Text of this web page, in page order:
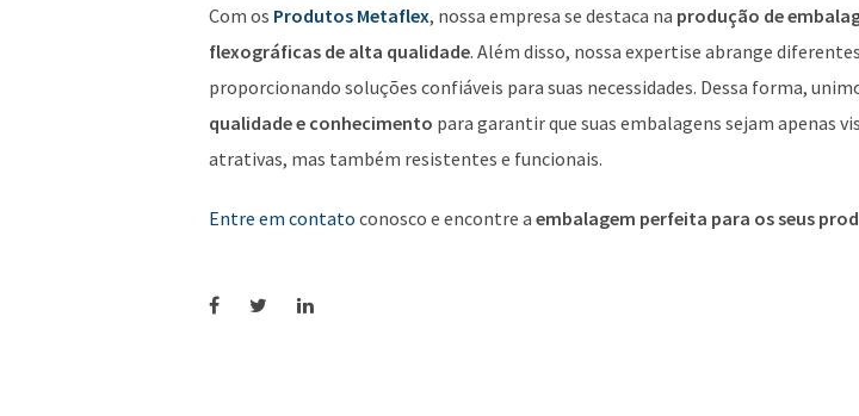
Com os Produtos Metaflex, nossa empresa se destaca na produção de
flexográficas de alta qualidade. Além disso, nossa expertise abrange
proporcionando soluções confiáveis para suas necessidades. Dessa forma,
qualidade e conhecimento para garantir que suas embalagens sejam apenas
atrativas, mas também resistentes e funcionais.
Entre em contato conosco e encontre a embalagem perfeita para os seus